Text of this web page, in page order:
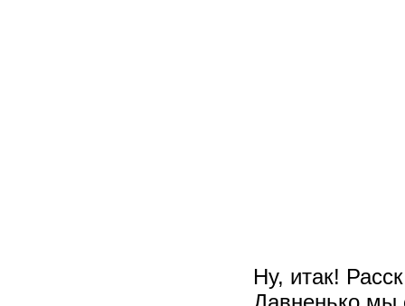
Ну, итак!